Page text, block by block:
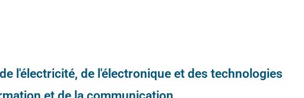
l'électricité, de l'électronique et des technologies